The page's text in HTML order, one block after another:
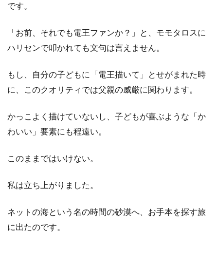
です。
「お前、それでも電王ファンか？」と、モモタロスに
ハリセンで叩かれても文句は言えません。
もし、自分の子どもに「電王描いて」とせがまれた時
に、このクオリティでは父親の威厳に関わります。
かっこよく描けていないし、子どもが喜ぶような「か
わいい」要素にも程遠い。
このままではいけない。
私は立ち上がりました。
ネットの海という名の時間の砂漠へ、お手本を探す旅
に出たのです。